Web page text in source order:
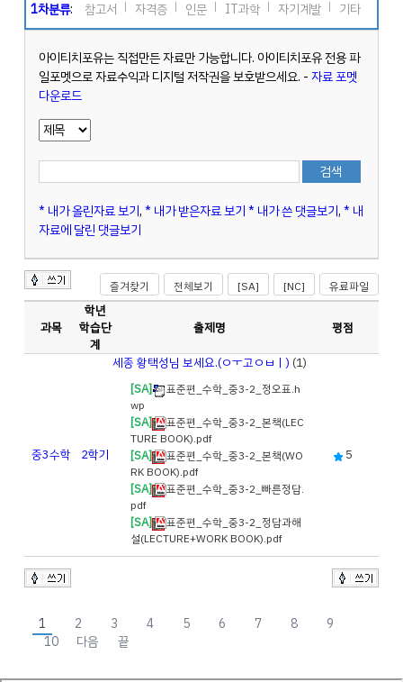
1차분류: 참고서 자격증 인문 IT과학 자기계발 기타
아이티치포유는 직접만든 자료만 가능합니다. 아이티치포유 전용 파
일포멧으로 자료수익과 디지털 저작권을 보호받으세요. -자료 포멧
다운로드
* 내가 올린자료 보기,* 내가 받은자료 보기* 내가 쓴 댓글보기,* 내
자료에 달린 댓글보기
즐겨찾기 전체보기 [SA] [NC] 유료파일
과목
학년
학습단
계
출제명 평점
중3수학 2학기
세종 황택성님 보세요.(ㅇㅜ고ㅇㅂㅣ) (1)
[SA]
표준편_수학_중3-2_정오표.h
wp
[SA]
표준편_수학_중3-2_본책(LEC
TURE BOOK).pdf
[SA]
표준편_수학_중3-2_본책(WO
RK BOOK).pdf
[SA]
표준편_수학_중3-2_빠른정답.
pdf
[SA]
표준편_수학_중3-2_정답과해
설(LECTURE+WORK BOOK).pdf
5
1 2 3 4 5 6 7 8
9
10
다음 끝